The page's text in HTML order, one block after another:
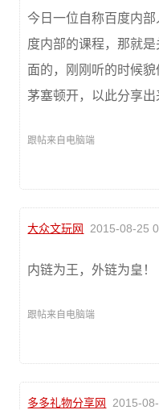
今日一位自称百度内
度内部的课程，那就
面的，刚刚听的时候
茅塞顿开，以此分享出
跟帖来自电脑端
大众文玩网 2015-08-25
内链为王，外链为皇！
跟帖来自电脑端
多多礼物分享网 2015-